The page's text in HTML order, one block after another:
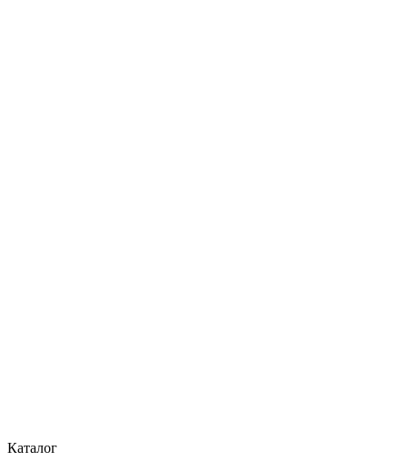
Каталог